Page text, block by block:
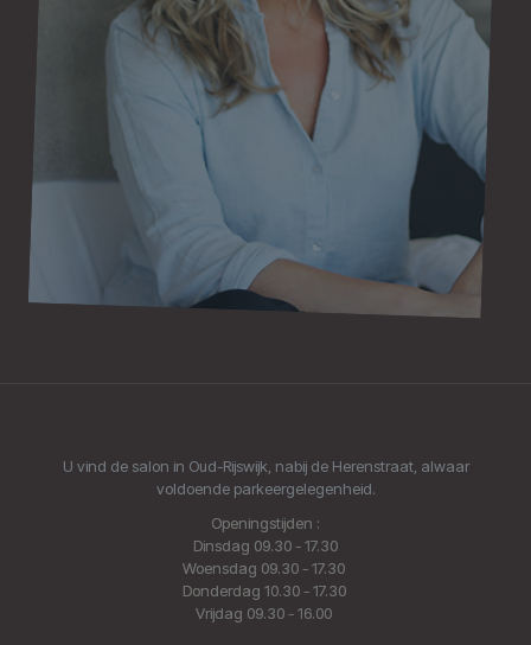
U vind de salon in Oud-Rijswijk, nabij de Herenstraat, alwaar
voldoende parkeergelegenheid.
Openingstijden :
Dinsdag 09.30 - 17.30
Woensdag 09.30 - 17.30
Donderdag 10.30 - 17.30
Vrijdag 09.30 - 16.00